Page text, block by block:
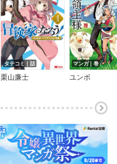
タテコミ｜話
栗山廉士
マンガ｜巻
ユンボ